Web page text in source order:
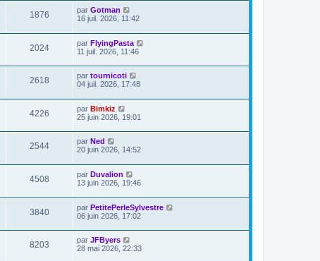
1876 par Gotman
16 juil. 2026, 11:42
2024 par FlyingPasta
11 juil. 2026, 11:46
2618 par tournicoti
04 juil. 2026, 17:48
4226 par Bimkiz
25 juin 2026, 19:01
2544 par Ned
20 juin 2026, 14:52
4508 par Duvalion
13 juin 2026, 19:46
3840 par PetitePerleSylvestre
06 juin 2026, 17:02
8203 par JFByers
28 mai 2026, 22:33